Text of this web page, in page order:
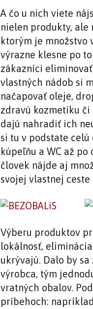
A čo u nich viete
nielen produkty, ale
ktorým je množstvo
výrazne klesne po
zákazníci
vlastných nádob si
načapovať oleje,
zdravú kozmetiku či
dajú nahradiť ich
si tu v podstate celú
kúpeľňu a WC až
človek nájde aj
svojej vlastnej
Výberu produktov
lokálnosť,
ukrývajú. Dalo by
výrobca, tým
vratných obalov.
príbehoch: